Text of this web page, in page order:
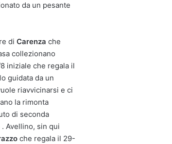
da un pesante
di Carenza che
collezionano
iniziale che regala il
guidata da un
riavvicinarsi e ci
la rimonta
di seconda
Avellino, sin qui
che regala il 29-